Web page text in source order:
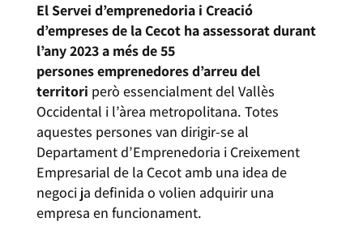
El Servei d’emprenedoria i Creació
d’empreses de la Cecot ha assessorat durant
l’any 2023 a més de 55
personesemprenedores d’arreu del
territori però essencialment del Vallès
Occidental i l’àrea metropolitana. Totes
aquestes persones van dirigir-se al
Departament d’Emprenedoria i Creixement
Empresarial de la Cecot amb una idea de
negoci ja definida o volien adquirir una
empresa en funcionament.